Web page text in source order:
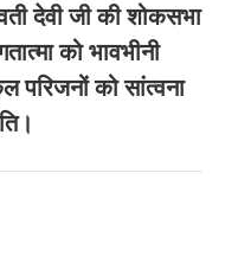
देवी जी की शोकसभा
को भावभीनी
परिजनों को सांत्वना